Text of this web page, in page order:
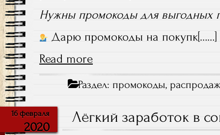
Нужны промокоды для выгодных
Дарю промокоды на покупк[……]
Read more
Раздел: промокоды,
16 февраля
2020
Лёгкий заработок в